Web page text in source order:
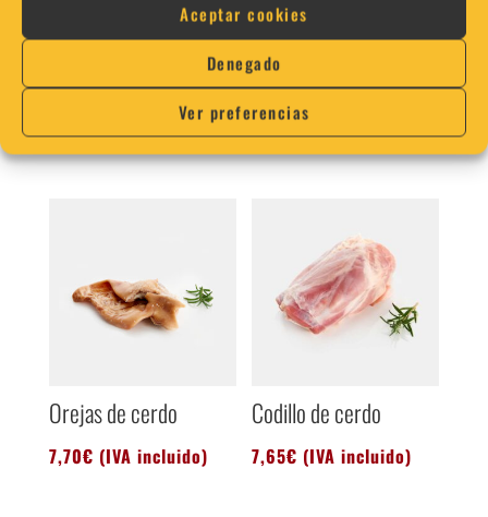
Aceptar cookies
Denegado
Ver preferencias
Chuleta barilla
7,15€ (IVA incluido)
Lacón ahumado
13,75€ (IVA incluido)
Orejas de cerdo
7,70€ (IVA incluido)
Codillo de cerdo
7,65€ (IVA incluido)